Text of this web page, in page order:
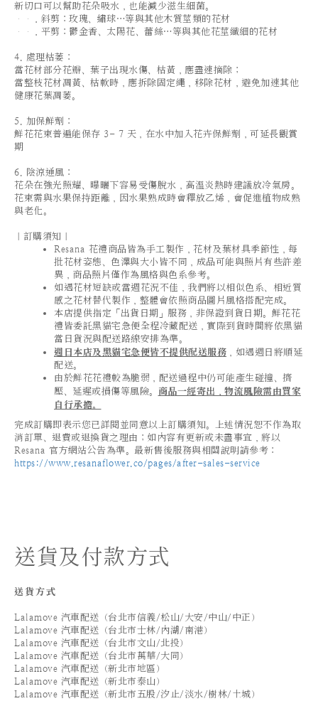
新切口可以幫助花朵吸水，也能減少滋生細菌。
．斜剪：玫瑰、繡球…等與其他木質莖類的花材
．平剪：鬱金香、太陽花、蕾絲…等與其他花莖纖細的花材
4. 處理枯萎：
當花材部分花瓣、葉子出現水傷、枯黃，應盡速摘除；
當整枝花材凋黃、枯軟時，應拆除固定繩，移除花材，避免加速其他
健康花葉凋萎。
5. 加保鮮劑：
鮮花花束普遍能保存 3- 7 天，在水中加入花卉保鮮劑，可延長觀賞
期
6. 陰涼通風：
花朵在強光照耀、曝曬下容易受傷脫水，高溫炎熱時建議放冷氣房。
花束需與水果保持距離，因水果熟成時會釋放乙烯，會促進植物成熟
與老化。
｜訂購須知｜
Resana 花禮商品皆為手工製作，花材及葉材具季節性，每
批花材姿態、色澤與大小皆不同，成品可能與照片有些許差
異，商品照片僅作為風格與色系參考。
如遇花材短缺或當週花況不佳，我們將以相似色系、相近質
感之花材替代製作，整體會依照商品圖片風格搭配完成。
本店提供指定「出貨日期」服務，非保證到貨日期。鮮花花
禮皆委託黑貓宅急便全程冷藏配送，實際到貨時間將依黑貓
當日貨況與配送路線安排為準。
週日本店及黑貓宅急便皆不提供配送服務 ，如遇週日將順延
配送。
由於鮮花花禮較為脆弱，配送過程中仍可能產生碰撞、擠
壓、延遲或損傷等風險。 商品一經寄出，物流風險需由買家
自行承擔。
完成訂購即表示您已詳閱並同意以上訂購須知。上述情況恕不作為取
消訂單、退費或退換貨之理由；如內容有更新或未盡事宜，將以
Resana 官方網站公告為準。最新售後服務與相關說明請參考：
https://www.resanaflower.co/pages/after-sales-service
送貨及付款方式
送貨方式
Lalamove 汽車配送（台北市信義/松山/大安/中山/中正）
Lalamove 汽車配送（台北市士林/內湖/南港）
Lalamove 汽車配送（台北市文山/北投）
Lalamove 汽車配送（台北市萬華/大同）
Lalamove 汽車配送（新北市地區）
Lalamove 汽車配送（新北市泰山）
Lalamove 汽車配送（新北市五股/汐止/淡水/樹林/土城）